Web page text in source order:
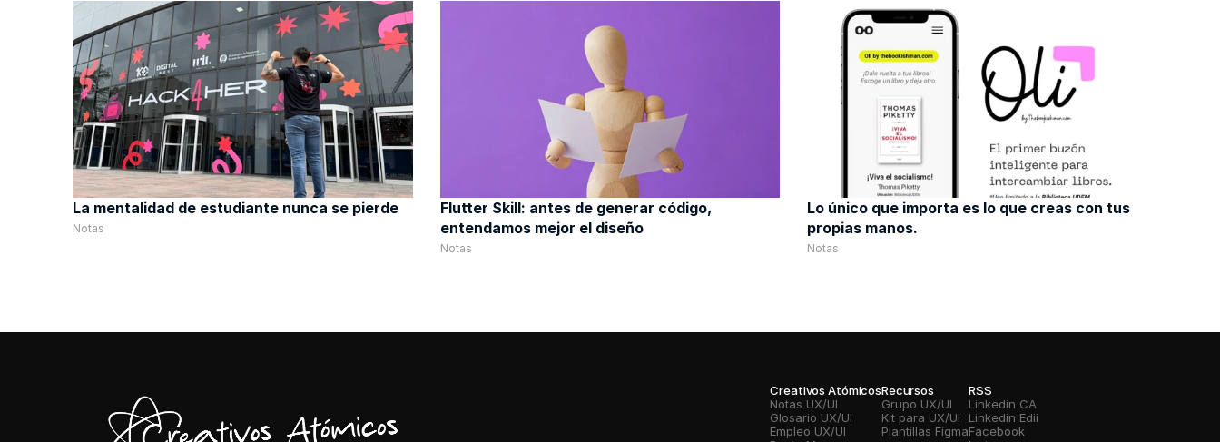
La mentalidad de estudiante nunca se pierde
Notas
Flutter Skill: antes de generar código,
entendamos mejor el diseño
Notas
Lo único que importa es lo que creas con tus
propias manos.
Notas
Creativos Atómicos
Notas UX/UI
Glosario UX/UI
Empleo UX/UI
Recursos
Grupo UX/UI
Kit para UX/UI
Plantillas Figma
RSS
Linkedin CA
Linkedin Edii
Facebook